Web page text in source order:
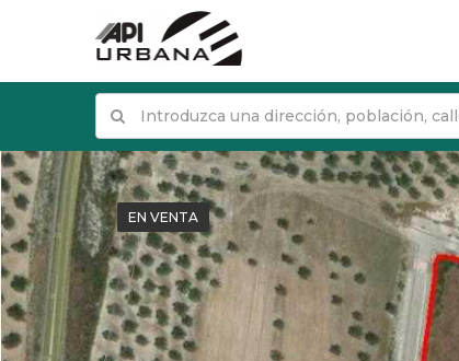
EN VENTA